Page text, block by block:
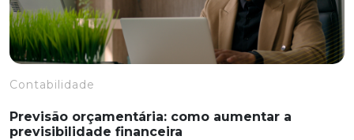
Contabilidade
Previsão orçamentária: como aumentar a
previsibilidade financeira